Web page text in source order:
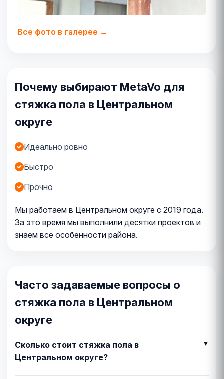
Все фото в галерее →
Почему выбирают MetaVo для
стяжка пола в Центральном
округе
Идеально ровно
Быстро
Прочно
Мы работаем в Центральном округе с 2019 года.
За это время мы выполнили десятки проектов и
знаем все особенности района.
Часто задаваемые вопросы о
стяжка пола в Центральном
округе
Сколько стоит стяжка пола в
Центральном округе?